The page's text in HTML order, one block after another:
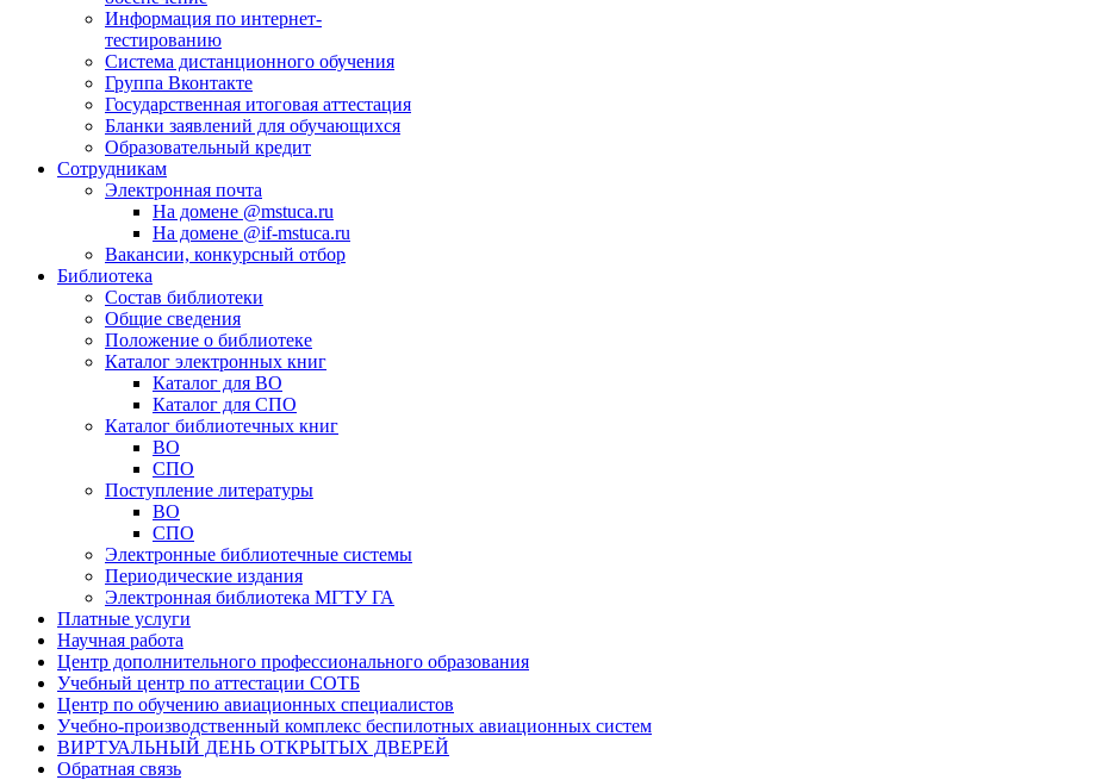
Информация по интернет-
тестированию
Система дистанционного обучения
Группа Вконтакте
Государственная итоговая аттестация
Бланки заявлений для обучающихся
Образовательный кредит
Сотрудникам
Электронная почта
На домене @mstuca.ru
На домене @if-mstuca.ru
Вакансии, конкурсный отбор
Библиотека
Состав библиотеки
Общие сведения
Положение о библиотеке
Каталог электронных книг
Каталог для ВО
Каталог для СПО
Каталог библиотечных книг
ВО
СПО
Поступление литературы
ВО
СПО
Электронные библиотечные системы
Периодические издания
Электронная библиотека МГТУ ГА
Платные услуги
Научная работа
Центр дополнительного профессионального образования
Учебный центр по аттестации СОТБ
Центр по обучению авиационных специалистов
Учебно-производственный комплекс беспилотных авиационных систем
ВИРТУАЛЬНЫЙ ДЕНЬ ОТКРЫТЫХ ДВЕРЕЙ
Обратная связь